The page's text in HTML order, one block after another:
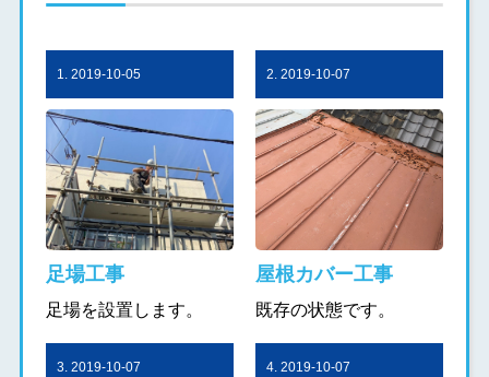
1. 2019-10-05
足場工事
足場を設置します。
2. 2019-10-07
屋根カバー工事
既存の状態です。
3. 2019-10-07 4. 2019-10-07